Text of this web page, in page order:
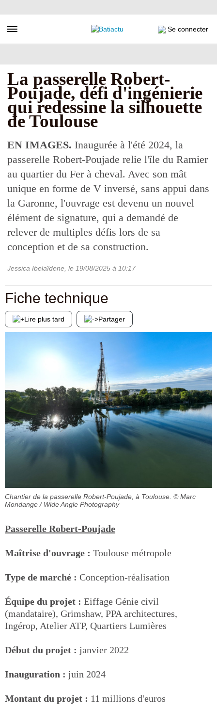
au
principal
Toggle navigation Se connecter
La passerelle Robert-
Poujade, défi d'ingénierie
qui redessine la silhouette
de Toulouse
EN IMAGES. Inaugurée à l'été 2024, la
passerelle Robert-Poujade relie l'île du Ramier
au quartier du Fer à cheval. Avec son mât
unique en forme de V inversé, sans appui dans
la Garonne, l'ouvrage est devenu un nouvel
élément de signature, qui a demandé de
relever de multiples défis lors de sa
conception et de sa construction.
Jessica Ibelaïdene , le 19/08/2025 à 10:17
Fiche technique
Lire plus tard Partager
Chantier de la passerelle Robert-Poujade, à Toulouse. © Marc
Mondange / Wide Angle Photography
Passerelle Robert-Poujade
Maîtrise d'ouvrage : Toulouse métropole
Type de marché : Conception-réalisation
Équipe du projet : Eiffage Génie civil
(mandataire), Grimshaw, PPA architectures,
Ingérop, Atelier ATP, Quartiers Lumières
Début du projet : janvier 2022
Inauguration : juin 2024
Montant du projet : 11 millions d'euros